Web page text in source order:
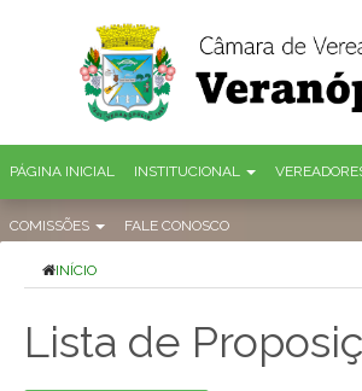
PÁGINA INICIAL INSTITUCIONAL
COMISSÕES FALE CONOSCO
INÍCIO
Lista de